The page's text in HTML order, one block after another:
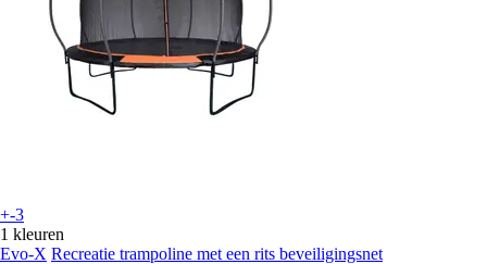
+-3
1 kleuren
Evo-X Recreatie trampoline met een rits beveiligingsnet